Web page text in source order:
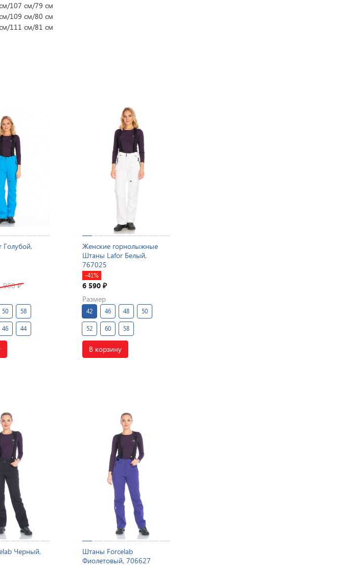
107 см/79 см
109 см/80 см
111 см/81 см
980₽
50 58
46 44
Женские горнолыжные
Штаны Lafor Белый,
767025
-41%
6 590 ₽
Размер
42 46 48 50
52 60 58
В корзину
Черный,
Штаны Forcelab
Фиолетовый, 706627